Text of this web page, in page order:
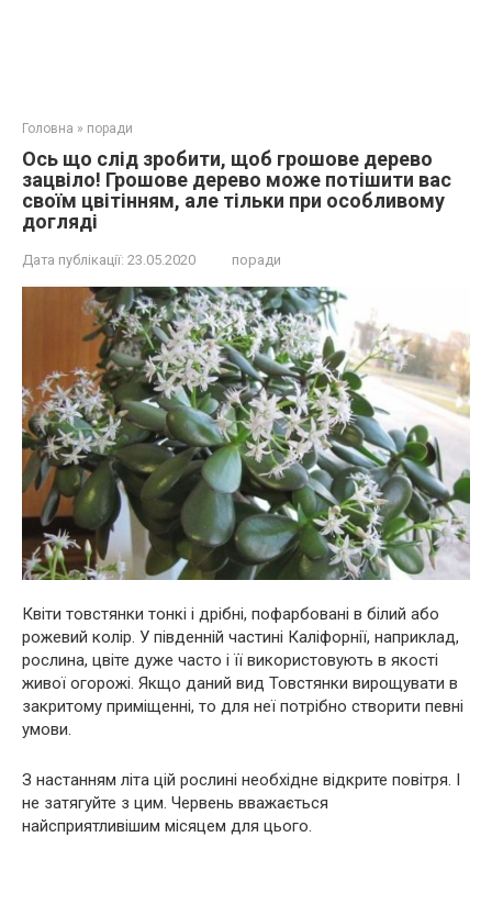
Головна » поради
Ось що слід зробити, щоб грошове дерево
зацвіло! Грошове дерево може потішити вас
своїм цвітінням, але тільки при особливому
догляді
Дата публікації: 23.05.2020 поради
Квіти товстянки тонкі і дрібні, пофарбовані в білий або
рожевий колір. У південній частині Каліфорнії, наприклад,
рослина, цвіте дуже часто і її використовують в якості
живої огорожі. Якщо даний вид Товстянки вирощувати в
закритому приміщенні, то для неї потрібно створити певні
умови.
З настанням літа цій рослині необхідне відкрите повітря. І
не затягуйте з цим. Червень вважається
найсприятливішим місяцем для цього.